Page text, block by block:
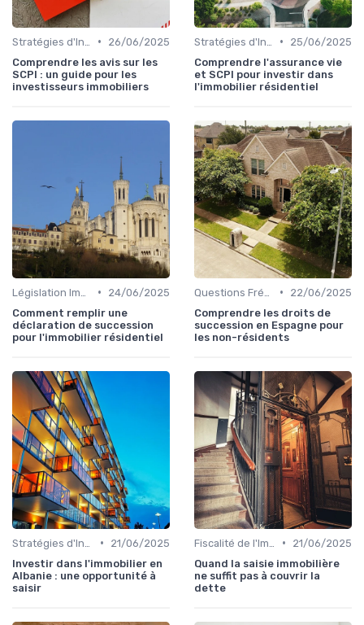
•
26/06/2025
Comprendre les avis sur les
SCPI : un guide pour les
investisseurs immobiliers
•
25/06/2025
Comprendre l'assurance vie
et SCPI pour investir dans
l'immobilier résidentiel
•
24/06/2025
Comment remplir une
déclaration de succession
pour l'immobilier résidentiel
•
22/06/2025
Comprendre les droits de
succession en Espagne pour
les non-résidents
•
21/06/2025
Investir dans l'immobilier en
Albanie : une opportunité à
saisir
•
21/06/2025
Quand la saisie immobilière
ne suffit pas à couvrir la
dette